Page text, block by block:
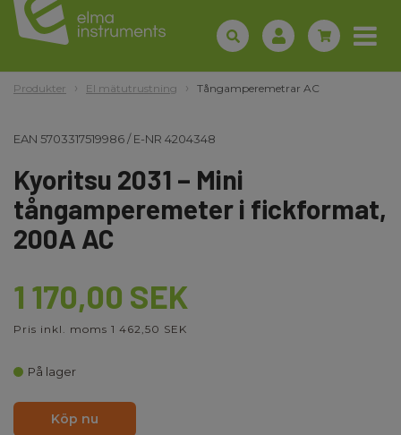
Produkter El mätutrustning Tångamperemetrar AC
EAN 5703317519986/E-NR 4204348
Kyoritsu 2031 – Mini
tångamperemeter i fickformat,
200A AC
1 170,00 SEK
Pris inkl. moms 1 462,50 SEK
På lager
Köp nu